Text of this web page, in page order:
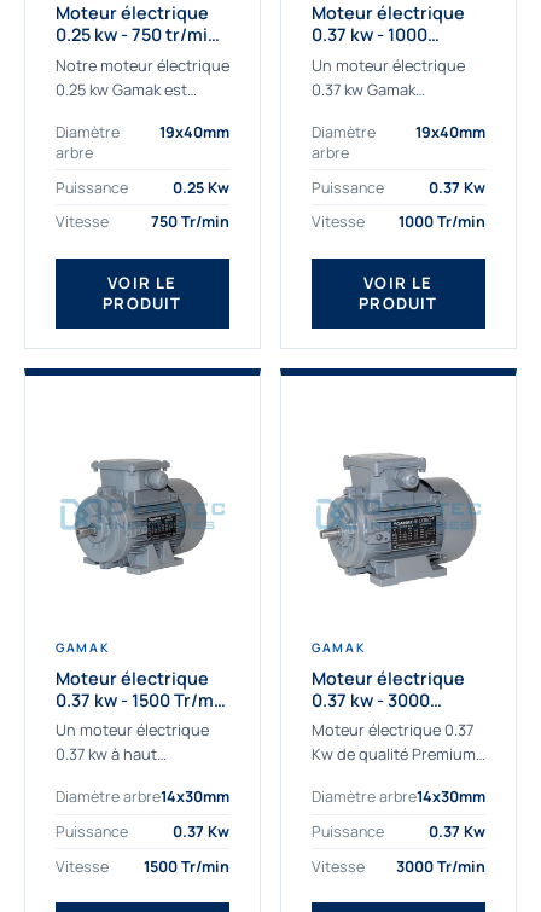
Moteur électrique
0.25 kw - 750 tr/min -
230/400V - IE3
Notre moteur électrique
0.25 kw Gamak est
aux applications
sévères. Nous
déterminons,
fournissons
des moteurs
asynchrones depuis de
nombreuses années....
Diamètre
arbre
19x40mm
Puissance
0.25 Kw
Vitesse
750 Tr/min
VOIR LE
PRODUIT
Moteur électrique
0.37 kw - 1000
Tr/min - 230/400V -
IE2
Un moteur électrique
0.37 kw Gamak
aux applications
industrielles.
Commander un moteur
Gamak c’est choisir un
produit de très haute
qualité....
Diamètre
arbre
19x40mm
Puissance
0.37 Kw
Vitesse
1000 Tr/min
VOIR LE
PRODUIT
GAMAK
Moteur électrique
0.37 kw - 1500 Tr/min
- 230/400V - IE2
Un moteur électrique
0.37 kw à haut
applications les plus
exigeantes.
kw de référence
AGM2EL 71 M 4b...
Diamètre arbre14x30mm
Puissance
0.37 Kw
Vitesse
1500 Tr/min
GAMAK
Moteur électrique
0.37 kw - 3000
Tr/min - 230/400V -
IE2
Moteur électrique 0.37
Kw de qualité Premium,
application. Notre
gamme de moteurs
exclusivement
fabriquée...
Diamètre arbre14x30mm
Puissance
0.37 Kw
Vitesse
3000 Tr/min